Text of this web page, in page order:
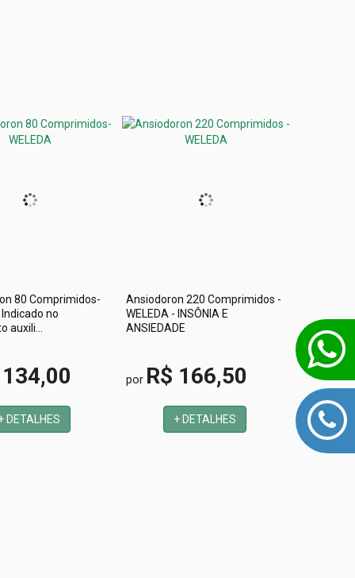
80 Comprimidos-
Indicado no
auxili...
DETALHES
Ansiodoron 220 Comprimidos -
WELEDA - INSÔNIA E
ANSIEDADE
por R$ 166,50
+ DETALHES